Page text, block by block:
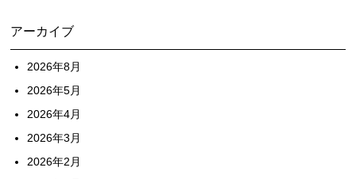
アーカイブ
2026年8月
2026年5月
2026年4月
2026年3月
2026年2月